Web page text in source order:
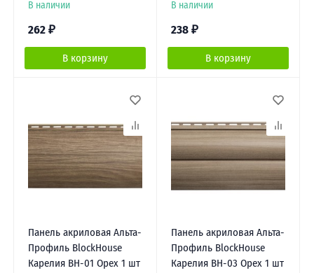
В наличии
262 ₽
В корзину
В наличии
238 ₽
В корзину
Панель акриловая Альта-
Профиль BlockHouse
Карелия BH-01 Орех 1 шт
Панель акриловая Альта-
Профиль BlockHouse
Карелия BH-03 Орех 1 шт